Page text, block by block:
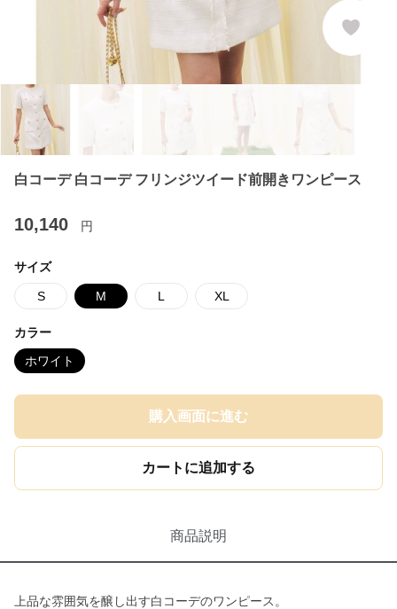
白コーデ 白コーデ フリンジツイード前開きワンピース
10,140 円
サイズ
S M L XL
カラー
ホワイト
購入画面に進む
カートに追加する
商品説明
上品な雰囲気を醸し出す白コーデのワンピース。